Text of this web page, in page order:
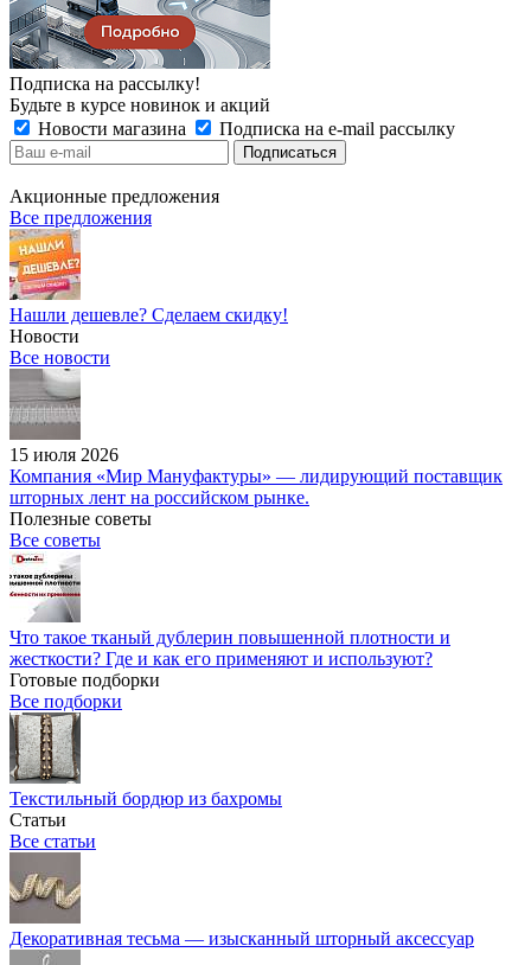
Подписка на рассылку!
Будьте в курсе новинок и акций
Новости магазина
Подписка на e-mail рассылку
Акционные предложения
Все предложения
Нашли дешевле? Сделаем скидку!
Новости
Все новости
15 июля 2026
Компания «Мир Мануфактуры» — лидирующий поставщик
шторных лент на российском рынке.
Полезные советы
Все советы
Что такое тканый дублерин повышенной плотности и
жесткости? Где и как его применяют и используют?
Готовые подборки
Все подборки
Текстильный бордюр из бахромы
Статьи
Все статьи
Декоративная тесьма — изысканный шторный аксессуар